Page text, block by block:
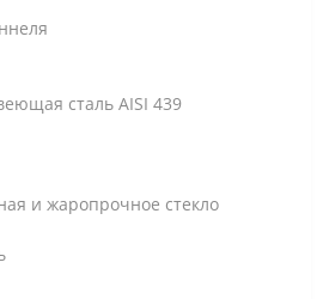
сталь AISI 439
и жаропрочное стекло